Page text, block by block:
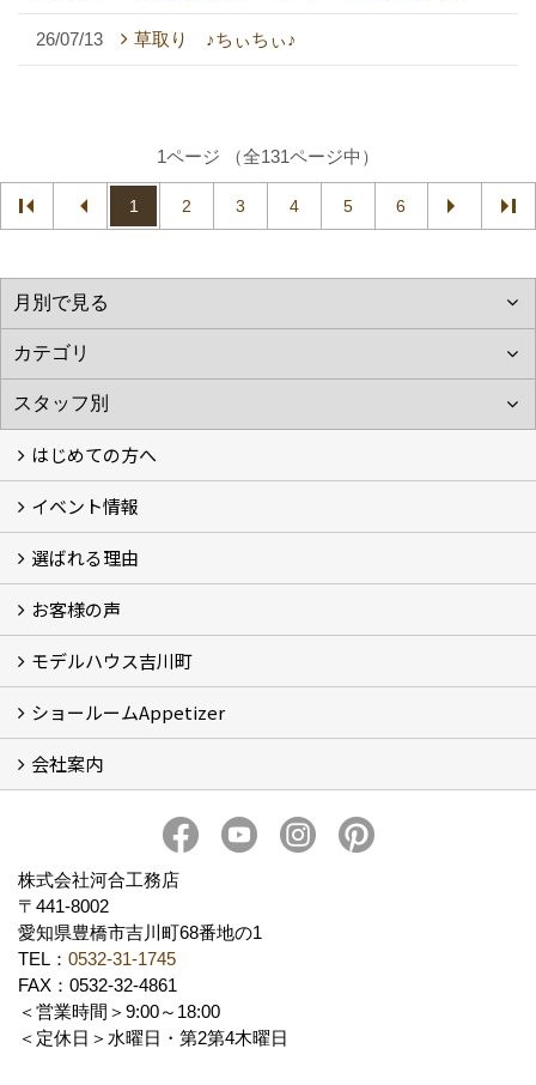
26/07/13 草取り ♪ちぃちぃ♪
1ページ （全131ページ中）
1 2 3 4 5 6
はじめての方へ
フォトギャラリー
性能について
自然素材のお家
オーナー様のおうち訪問
イベント情報
イベント情報
選ばれる理由
5つのやさしさ宣言
3つのプロ宣言
お家づくりスケジュール
お客様の声
お客様の声
モデルハウス吉川町
吉川町モデルハウス
ショールームAppetizer
Appetizer(ショールーム)
Appetizer(レンタルスペース)
会社案内
社長 河合智之の想い
求人情報 Recruit
株式会社河合工務店
〒441-8002
愛知県豊橋市吉川町68番地の1
TEL： 0532-31-1745
FAX：0532-32-4861
＜営業時間＞9:00～18:00
＜定休日＞水曜日・第2第4木曜日